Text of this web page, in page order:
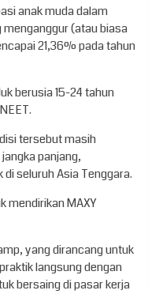
anak muda dalam
menganggur (atau biasa
21,36% pada tahun
berusia 15-24 tahun
tersebut masih
panjang,
seluruh Asia Tenggara.
mendirikan MAXY
yang dirancang untuk
langsung dengan
bersaing di pasar kerja